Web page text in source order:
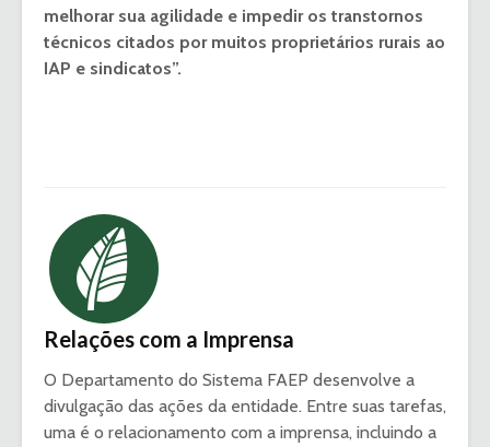
melhorar sua agilidade e impedir os transtornos
técnicos citados por muitos proprietários rurais ao
IAP e sindicatos”.
Relações com a Imprensa
O Departamento do Sistema FAEP desenvolve a
divulgação das ações da entidade. Entre suas tarefas,
uma é o relacionamento com a imprensa, incluindo a